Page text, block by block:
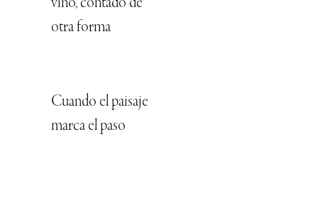
vino, contado de
otra forma
Cuando el paisaje
marca el paso